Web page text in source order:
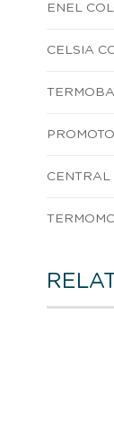
ENEL
CELSIA
CENTRAL